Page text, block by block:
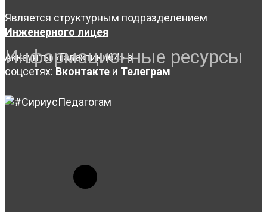
Является структурным подразделением
Инженерного лицея
Аккаунты «Галактики64» в
соцсетях: Вконтакте и Телеграм
Информационные ресурсы